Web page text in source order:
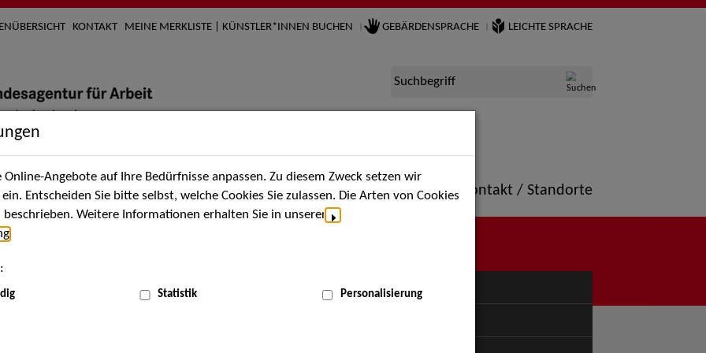
KONTAKT MEINE MERKLISTE | KÜNSTLER*INNEN BUCHEN GEBÄRDENSPRACHE LEICHTE SPRACHE
Suchbegriff
Künstler*innen Über uns Aktuelles Termine Portfolio Kontakt / Standorte
MENÜ
Angebote auf Ihre Bedürfnisse anpassen. Zu diesem Zweck setzen wir
Entscheiden Sie bitte selbst, welche Cookies Sie zulassen. Die Arten von Cookies
Weitere Informationen erhalten Sie in unserer
Statistik Personalisierung